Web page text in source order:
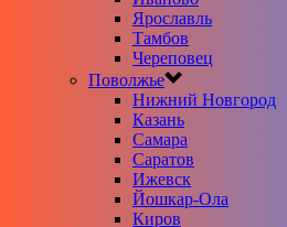
Ярославль
Тамбов
Череповец
Поволжье
Нижний Новгород
Казань
Самара
Саратов
Ижевск
Йошкар-Ола
Киров